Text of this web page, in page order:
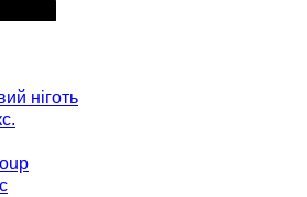
ніготь